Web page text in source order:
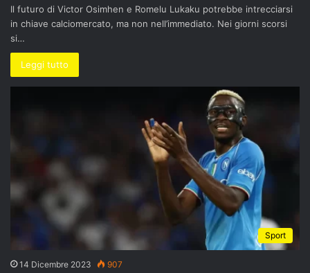
Il futuro di Victor Osimhen e Romelu Lukaku potrebbe intrecciarsi
in chiave calciomercato, ma non nell’immediato. Nei giorni scorsi
si…
Leggi tutto
Sport
14 Dicembre 2023 907